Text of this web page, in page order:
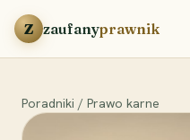
Przejdź do treści
Z zaufanyprawnik
Poradniki / Prawo karne